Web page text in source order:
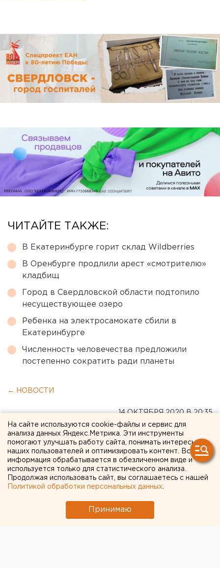
ЧИТАЙТЕ ТАКЖЕ:
В Екатеринбурге горит склад Wildberries
В Оренбурге продлили арест «смотрителю»
кладбищ
Город в Свердловской области подтопило
несуществующее озеро
Ребенка на электросамокате сбили в
Екатеринбурге
Численность человечества предложили
постепенно сократить ради планеты
← НОВОСТИ
14 ОКТЯБРЯ 2020 В 20:35
Сергей Беляев
В правительстве России
отказались возвращаться к
жесткому карантину
На сайте используются cookie-файлы и сервис для
анализа данных Яндекс.Метрика. Эти инструменты
помогают улучшать работу сайта, понимать интересы
наших пользователей и оптимизировать контент. Вся
информация обрабатывается в обезличенном виде и
используется только для статистического анализа.
Продолжая использовать сайт, вы соглашаетесь с нашей
Политикой обработки персональных данных
Принимаю